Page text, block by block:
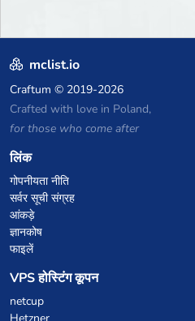
mclist.io
Craftum © 2019-2026
Crafted with love in Poland,
for those who come after
लिंक
गोपनीयता नीति
सर्वर सूची संग्रह
आंकड़े
ज्ञानकोष
फाइलें
VPS होस्टिंग कूपन
netcup